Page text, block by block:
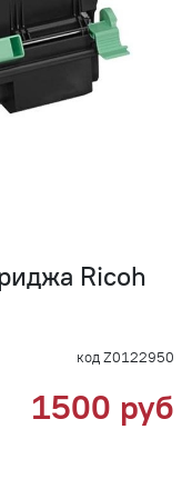
Ricoh
код Z0122950
1500 руб